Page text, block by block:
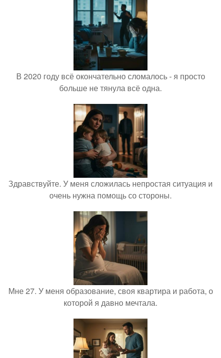
В 2020 году всё окончательно сломалось - я просто
больше не тянула всё одна.
Здравствуйте. У меня сложилась непростая ситуация и
очень нужна помощь со стороны.
Мне 27. У меня образование, своя квартира и работа, о
которой я давно мечтала.